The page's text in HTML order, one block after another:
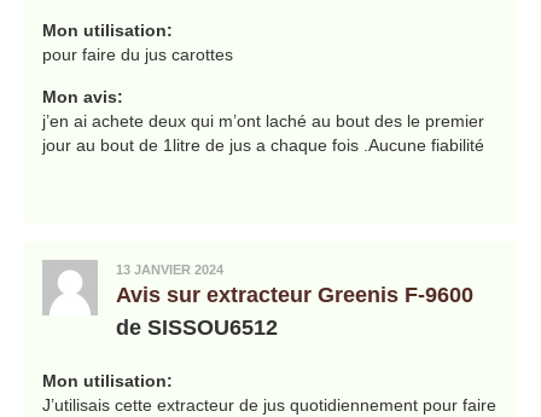
Mon utilisation:
pour faire du jus carottes
Mon avis:
j’en ai achete deux qui m’ont laché au bout des le premier
jour au bout de 1litre de jus a chaque fois .Aucune fiabilité
13 JANVIER 2024
Avis sur extracteur Greenis F-9600
de SISSOU6512
Mon utilisation:
J’utilisais cette extracteur de jus quotidiennement pour faire